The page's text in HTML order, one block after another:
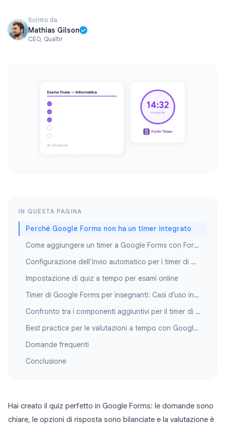
Scritto da
Mathias Gilson
CEO, Qualtir
IN QUESTA PAGINA
Perché Google Forms non ha un timer integrato
Come aggiungere un timer a Google Forms con Form Timer
Configurazione dell’invio automatico per i timer di Google Forms
Impostazione di quiz a tempo per esami online
Timer di Google Forms per insegnanti: Casi d’uso in classe
Confronto tra i componenti aggiuntivi per il timer di Google Forms
Best practice per le valutazioni a tempo con Google Forms
Domande frequenti
Conclusione
Hai creato il quiz perfetto in Google Forms: le domande sono
chiare, le opzioni di risposta sono bilanciate e la valutazione è